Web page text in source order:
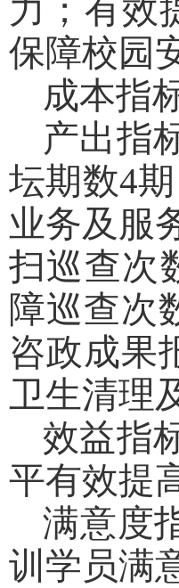
力；有效
保障校园
成本指
产出指
坛期数4
业务及服
扫巡查次
障巡查次
咨政成果
卫生清理
效益指
平有效提
满意度
训学员满